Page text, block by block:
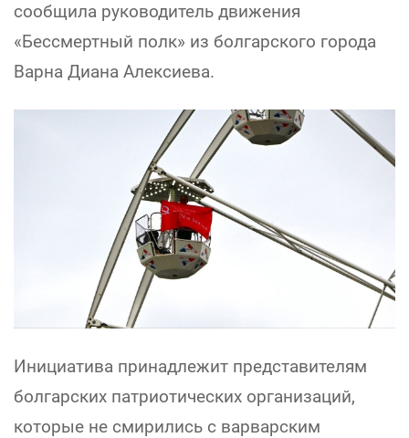
сообщила руководитель движения
«Бессмертный полк» из болгарского города
Варна Диана Алексиева.
Инициатива принадлежит представителям
болгарских патриотических организаций,
которые не смирились с варварским